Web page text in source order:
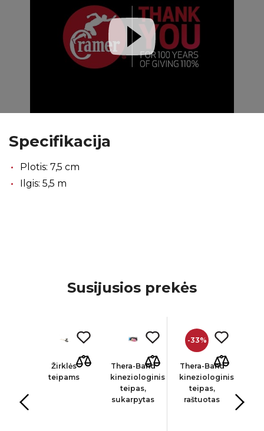
Specifikacija
Plotis: 7,5 cm
Ilgis: 5,5 m
Susijusios prekės
Žirklės
teipams
Thera-Band
kineziologinis
teipas,
sukarpytas
-33%
Thera-Band
kineziologinis
teipas,
raštuotas